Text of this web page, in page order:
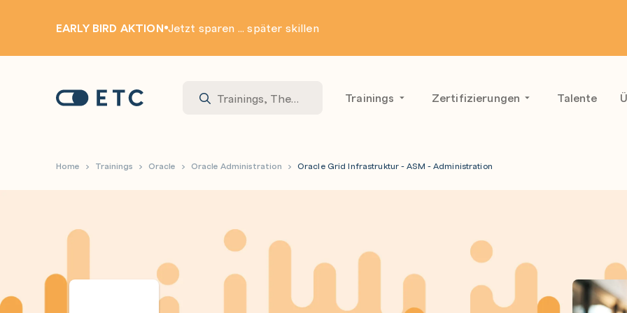
EARLY BIRD AKTION Jetzt sparen ... später skillen
Startseite: ETC Trainings Zertifizierungen Talente
Home Trainings Oracle Oracle Administration Oracle Grid Infrastruktur - ASM - Administration